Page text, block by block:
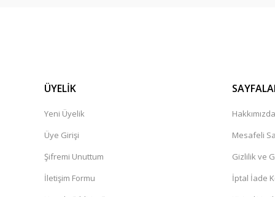
ÜYELİK
Yeni Üyelik
Üye Girişi
Şifremi Unuttum
İletişim Formu
Hakkımızda
Mesafeli
Gizlilik ve
İptal İade